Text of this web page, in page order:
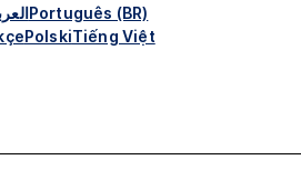
Português (BR)
PolskiTiếng Việt